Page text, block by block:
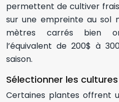
permettent de cultiver
sur une empreinte au sol
mètres carrés bien
l’équivalent de 200$ à
saison.
Sélectionner les
Certaines plantes offrent